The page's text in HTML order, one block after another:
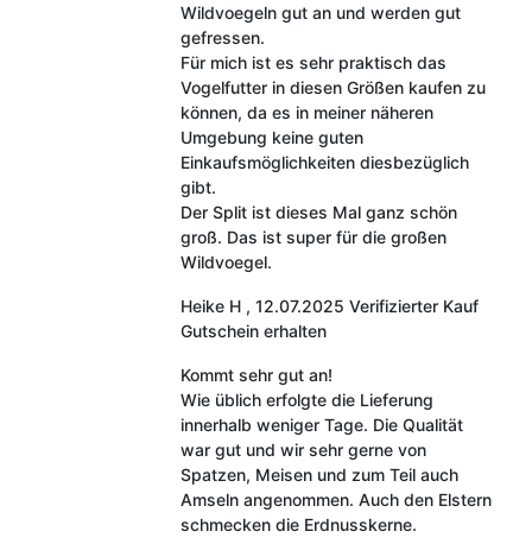
Wildvoegeln gut an und werden gut
gefressen.
Für mich ist es sehr praktisch das
Vogelfutter in diesen Größen kaufen zu
können, da es in meiner näheren
Umgebung keine guten
Einkaufsmöglichkeiten diesbezüglich
gibt.
Der Split ist dieses Mal ganz schön
groß. Das ist super für die großen
Wildvoegel.
Heike H , 12.07.2025 Verifizierter Kauf
Gutschein erhalten
Kommt sehr gut an!
Wie üblich erfolgte die Lieferung
innerhalb weniger Tage. Die Qualität
war gut und wir sehr gerne von
Spatzen, Meisen und zum Teil auch
Amseln angenommen. Auch den Elstern
schmecken die Erdnusskerne.